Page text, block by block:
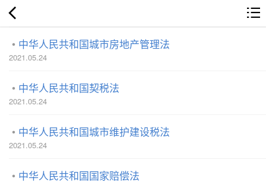
中华人民共和国城市房地产管理法
2021.05.24
中华人民共和国契税法
2021.05.24
中华人民共和国城市维护建设税法
2021.05.24
中华人民共和国国家赔偿法